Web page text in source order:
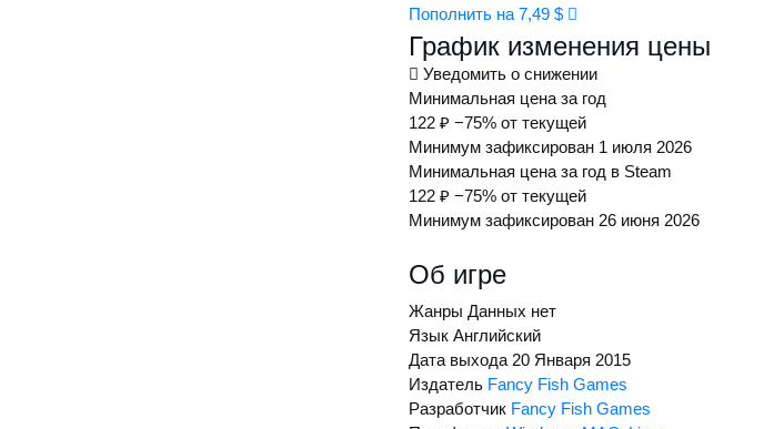
Пополнить на 7,49 $
График изменения цены
Уведомить о снижении
Минимальная цена за год
122 ₽ −75% от текущей
Минимум зафиксирован 1 июля 2026
Минимальная цена за год в Steam
122 ₽ −75% от текущей
Минимум зафиксирован 26 июня 2026
Об игре
Жанры Данных нет
Язык Английский
Дата выхода 20 Января 2015
Издатель Fancy Fish Games
Разработчик Fancy Fish Games